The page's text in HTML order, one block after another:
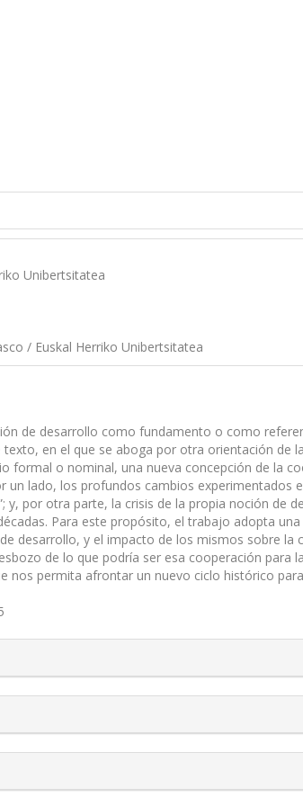
Unibertsitatea
/ Euskal Herriko Unibertsitatea
de desarrollo como fundamento o como
en el que se aboga por otra orientación de
formal o nominal, una nueva concepción de la
un lado, los profundos cambios experimentados
y, por otra parte, la crisis de la propia noción de
Para este propósito, el trabajo adopta
desarrollo, y el impacto de los mismos sobre la
de lo que podría ser esa cooperación para
nos permita afrontar un nuevo ciclo histórico